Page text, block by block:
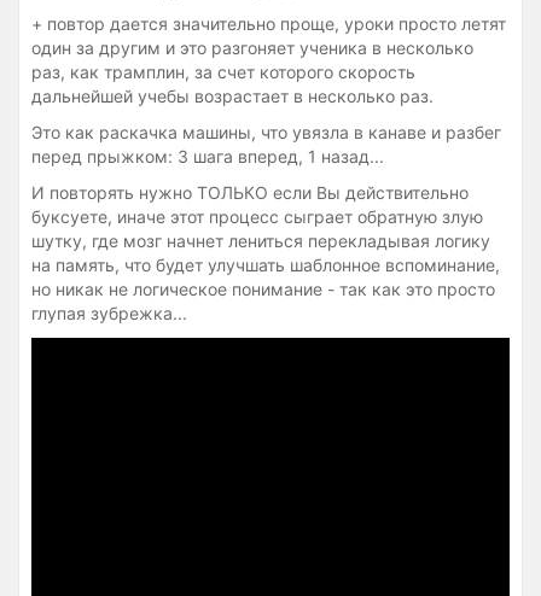
+ повтор дается значительно проще, уроки просто летят
один за другим и это разгоняет ученика в несколько
раз, как трамплин, за счет которого скорость
дальнейшей учебы возрастает в несколько раз.
Это как раскачка машины, что увязла в канаве и разбег
перед прыжком: 3 шага вперед, 1 назад...
И повторять нужно ТОЛЬКО если Вы действительно
буксуете, иначе этот процесс сыграет обратную злую
шутку, где мозг начнет лениться перекладывая логику
на память, что будет улучшать шаблонное вспоминание,
но никак не логическое понимание - так как это просто
глупая зубрежка...